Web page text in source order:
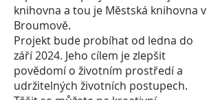
knihovna a tou je Městská knihovna v
Broumově.
Projekt bude probíhat od ledna do
září 2024. Jeho cílem je zlepšit
povědomí o životním prostředí a
udržitelných životních postupech.